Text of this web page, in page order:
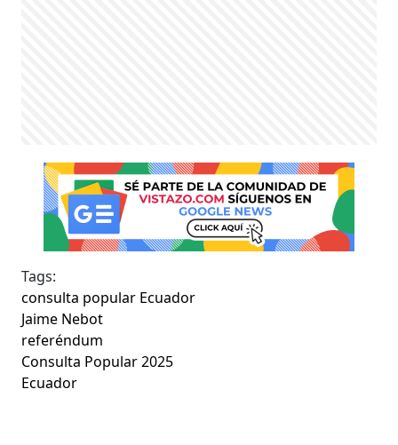
Tags:
consulta popular Ecuador
Jaime Nebot
referéndum
Consulta Popular 2025
Ecuador